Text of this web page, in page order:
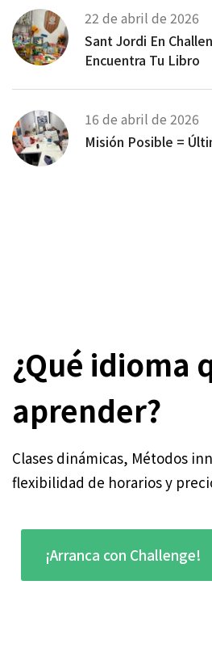
22 de abril de 2026
Sant Jordi En
Encuentra Tu Libro
16 de abril de 2026
Misión Posible =
¿Qué idioma
aprender?
Clases dinámicas, Métodos
flexibilidad de horarios y
¡Arranca con Challenge!